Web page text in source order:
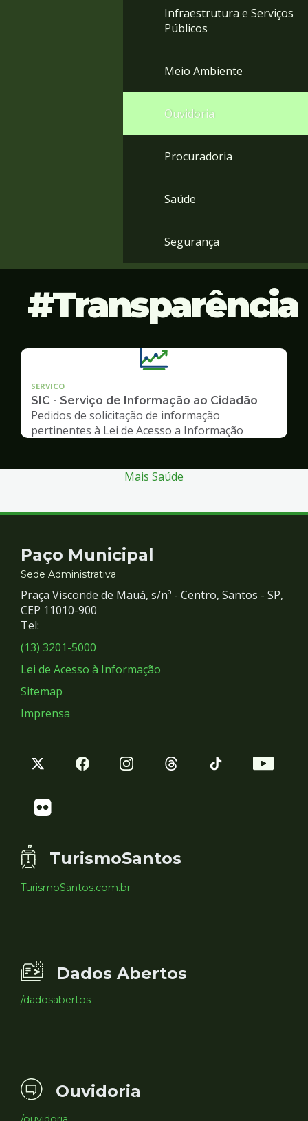
Infraestrutura e Serviços
Públicos
Meio Ambiente
Ouvidoria
Procuradoria
Saúde
Segurança
Transparência
SERVICO
SIC - Serviço de Informação ao Cidadão
Pedidos de solicitação de informação
pertinentes à Lei de Acesso a Informação
Mais Saúde
Contato
e
Redes
Sociais
Paço Municipal
Sede Administrativa
Praça Visconde de Mauá, s/nº - Centro, Santos - SP,
CEP 11010-900
Tel:
(13) 3201-5000
Lei de Acesso à Informação
Sitemap
Imprensa
TurismoSantos
TurismoSantos.com.br
Dados Abertos
/dadosabertos
Ouvidoria